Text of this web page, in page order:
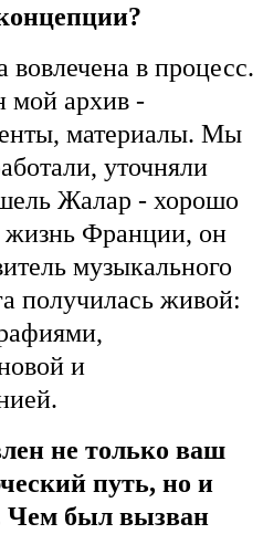
вовлечена в процесс.
мой архив -
материалы. Мы
уточняли
Жалар - хорошо
жизнь Франции, он
музыкального
получилась живой:
и
не только ваш
путь, но и
Чем был вызван